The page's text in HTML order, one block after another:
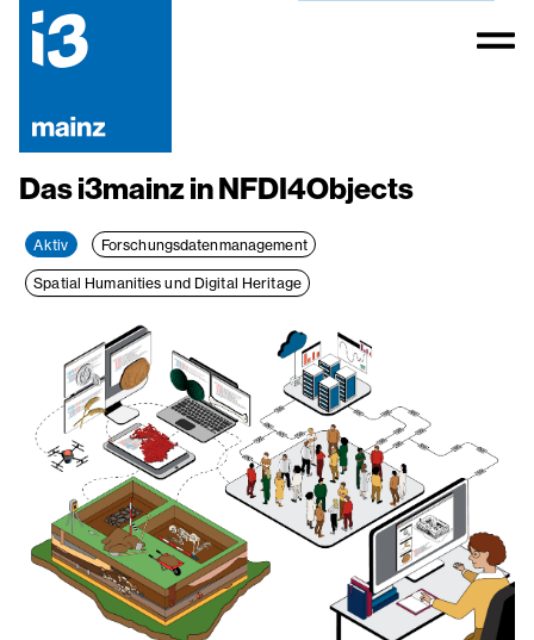
Das i3mainz in NFDI4Objects
Aktiv Forschungsdatenmanagement
Spatial Humanities und Digital Heritage